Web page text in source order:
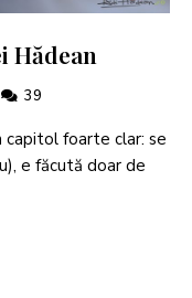
Hădean
39
capitol foarte clar: se
e făcută doar de